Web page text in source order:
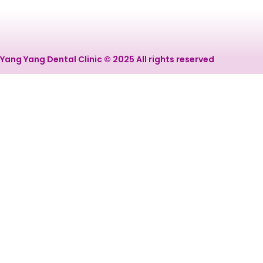
Yang Yang Dental Clinic © 2025 All rights reserved